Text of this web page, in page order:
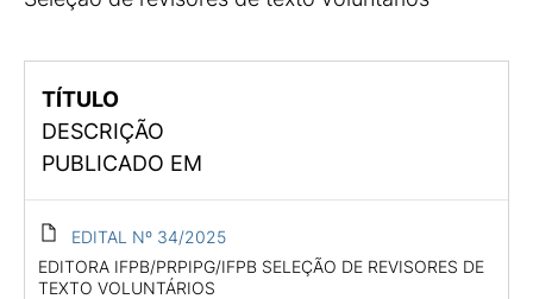
TÍTULO
DESCRIÇÃO
PUBLICADO EM
EDITAL Nº 34/2025
EDITORA IFPB/PRPIPG/IFPB SELEÇÃO DE REVISORES DE
TEXTO VOLUNTÁRIOS